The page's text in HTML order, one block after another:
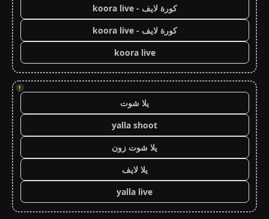
كورة لايف - koora live
كورة لايف - koora live
koora live
!
يلا شوت
yalla shoot
يلا شوت زون
يلا لايف
yalla live